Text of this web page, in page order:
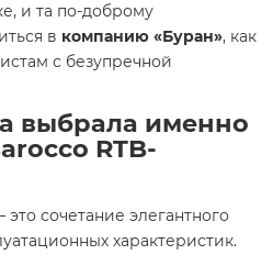
и та по-доброму
в компанию «Буран», как
с безупречной
выбрала именно
RTB-
это сочетание элегантного
характеристик.